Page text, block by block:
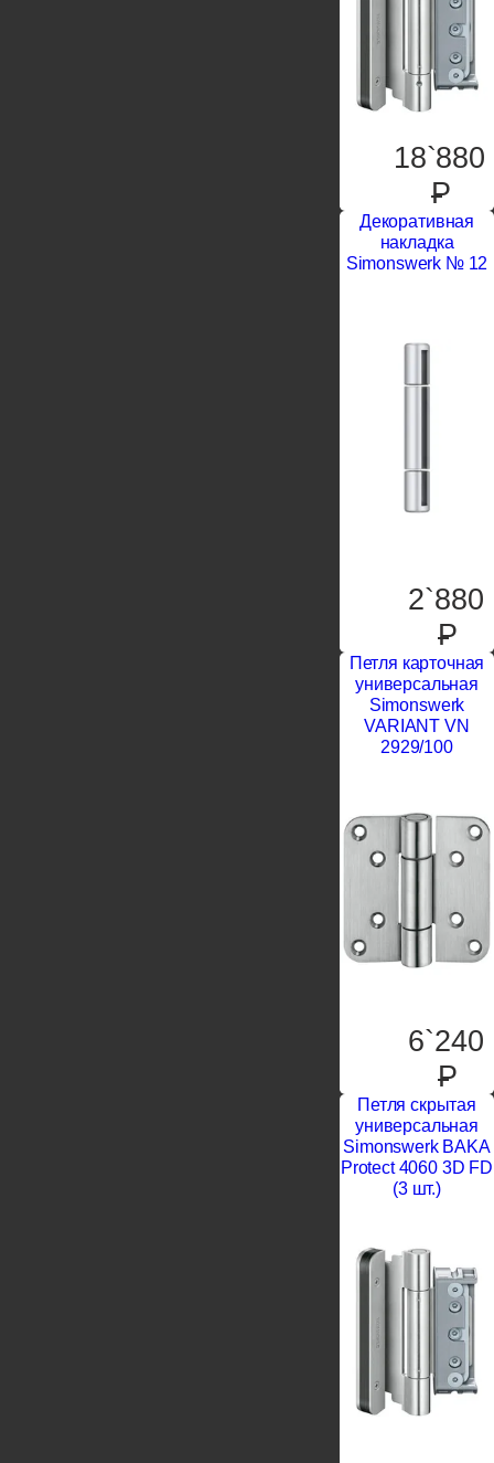
18`880
P
Декоративная
накладка
Simonswerk № 12
2`880
P
Петля карточная
универсальная
Simonswerk
VARIANT VN
2929/100
6`240
P
Петля скрытая
универсальная
Simonswerk BAKA
Protect 4060 3D FD
(3 шт.)